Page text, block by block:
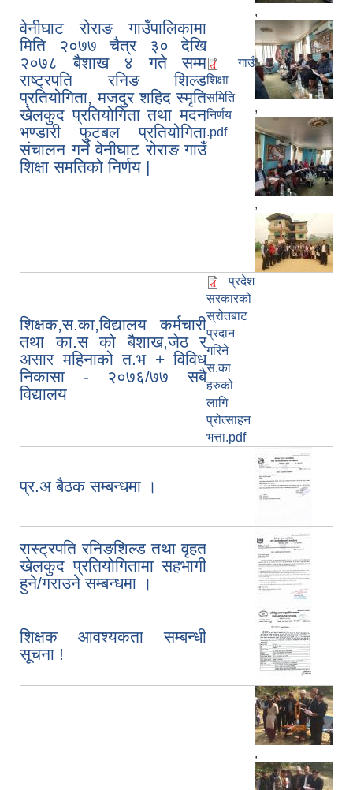
वेनीघाट रोराङ गाउँपालिकामा
मिति २०७७ चैत्र ३० देखि
२०७८ बैशाख ४ गते सम्म
राष्ट्रपति रनिङ शिल्ड
प्रतियोगिता, मजदुर शहिद स्मृति
खेलकुद प्रतियोगिता तथा मदन
भण्डारी फुटबल प्रतियोगिता
संचालन गर्ने वेनीघाट रोराङ गाउँ
शिक्षा समतिको निर्णय |
गाउँ
शिक्षा
समिति
निर्णय
.pdf
,
,
,
शिक्षक,स.का,विद्यालय कर्मचारी
तथा का.स को बैशाख,जेठ र
असार महिनाको त.भ + विविध
निकासा - २०७६/७७ सबै
विद्यालय
प्रदेश
सरकारको
स्रोतबाट
प्रदान
गरिने
स.का
हरुको
लागि
प्रोत्साहन
भत्ता.pdf
प्र.अ बैठक सम्बन्धमा ।
रास्ट्रपति रनिङशिल्ड तथा वृहत
खेलकुद प्रतियोगितामा सहभागी
हुने/गराउने सम्बन्धमा ।
शिक्षक आवश्यकता सम्बन्धी
सूचना !
,